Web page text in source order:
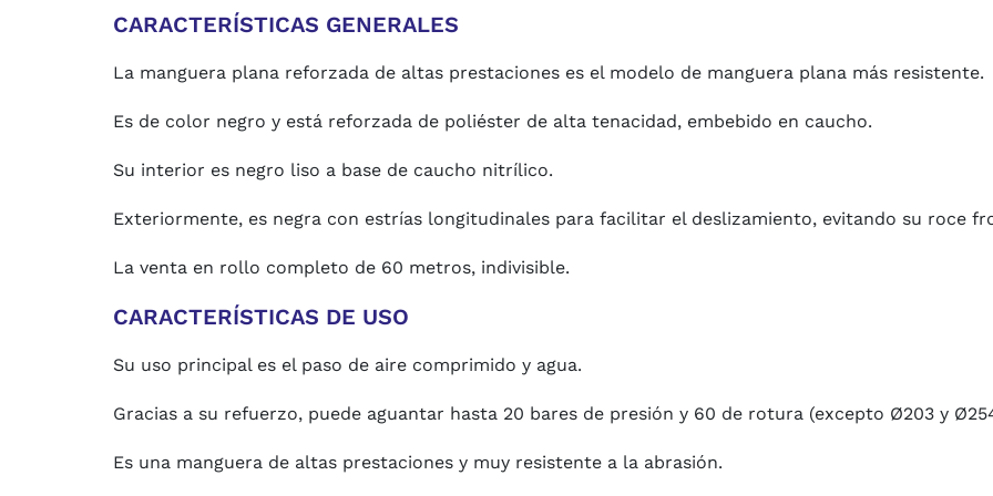
CARACTERÍSTICAS GENERALES
La manguera plana reforzada de altas prestaciones es el modelo de manguera plana más resistente.
Es de color negro y está reforzada de poliéster de alta tenacidad, embebido en caucho.
Su interior es negro liso a base de caucho nitrílico.
Exteriormente, es negra con estrías longitudinales para facilitar el deslizamiento, evitando su roce
La venta en rollo completo de 60 metros, indivisible.
CARACTERÍSTICAS DE USO
Su uso principal es el paso de aire comprimido y agua.
Gracias a su refuerzo, puede aguantar hasta 20 bares de presión y 60 de rotura (excepto Ø203 y
Es una manguera de altas prestaciones y muy resistente a la abrasión.